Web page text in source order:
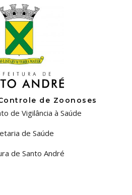
de Zoonoses
de Vigilância à Saúde
de Saúde
de Santo André